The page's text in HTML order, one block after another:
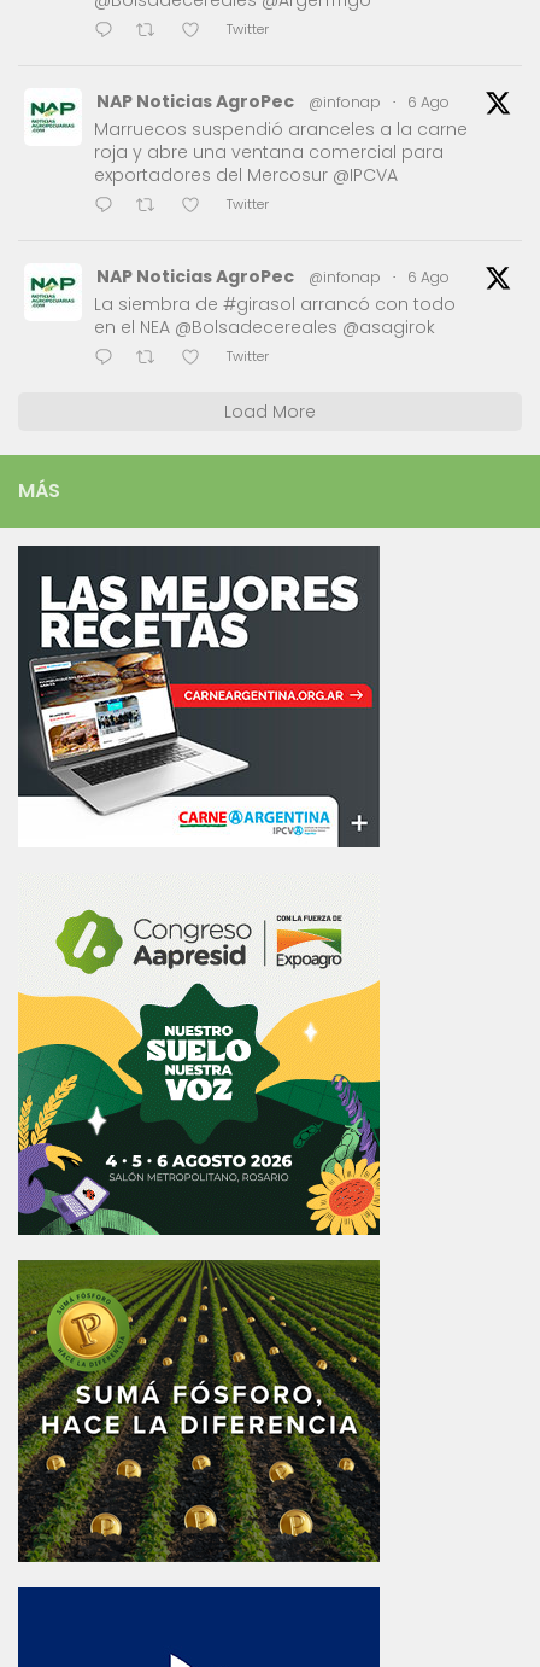
Twitter
NAP Noticias AgroPec @infonap · 6 Ago
Marruecos suspendió aranceles a la carne
roja y abre una ventana comercial para
exportadores del Mercosur @IPCVA
Twitter
NAP Noticias AgroPec @infonap · 6 Ago
La siembra de #girasol arrancó con todo
en el NEA @Bolsadecereales @asagirok
Twitter
Load More
MÁS